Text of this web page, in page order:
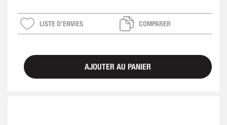
LISTE D’ENVIES COMPARER
AJOUTER AU PANIER